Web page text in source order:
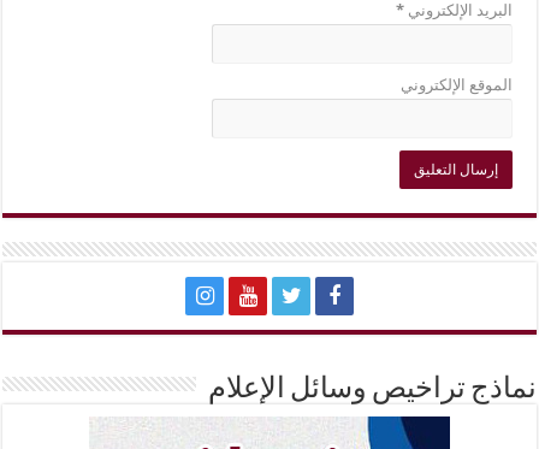
البريد الإلكتروني*
الموقع الإلكتروني
نماذج تراخيص وسائل الإعلام